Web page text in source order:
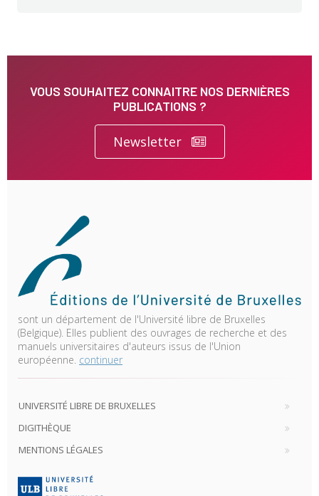
VOUS SOUHAITEZ CONNAITRE NOS DERNIÈRES
PUBLICATIONS ?
Newsletter
sont un département de l'Université libre de Bruxelles
(Belgique). Elles publient des ouvrages de recherche et des
manuels universitaires d'auteurs issus de l'Union
européenne. continuer
UNIVERSITÉ LIBRE DE BRUXELLES
DIGITHÈQUE
MENTIONS LÉGALES